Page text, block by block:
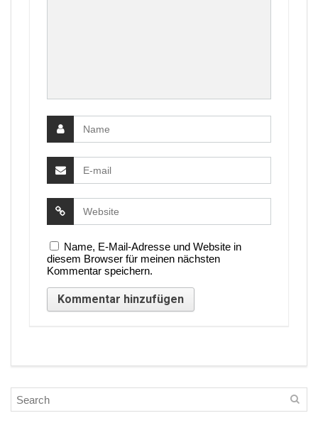
Name, E-Mail-Adresse und Website in
diesem Browser für meinen nächsten
Kommentar speichern.